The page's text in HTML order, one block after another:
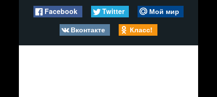
Facebook Twitter
Мой мир
Вконтакте
Класс!